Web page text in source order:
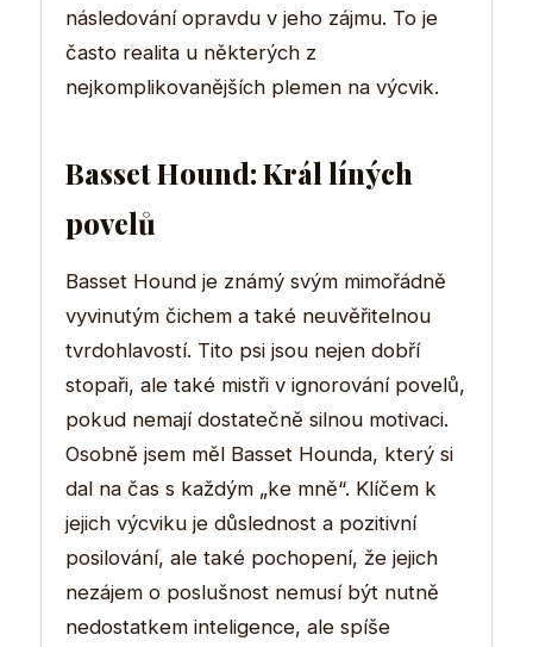
následování opravdu v jeho zájmu. To je
často realita u některých z
nejkomplikovanějších plemen na výcvik.
Basset Hound: Král líných
povelů
Basset Hound je známý svým mimořádně
vyvinutým čichem a také neuvěřitelnou
tvrdohlavostí. Tito psi jsou nejen dobří
stopaři, ale také mistři v ignorování povelů,
pokud nemají dostatečně silnou motivaci.
Osobně jsem měl Basset Hounda, který si
dal na čas s každým „ke mně“. Klíčem k
jejich výcviku je důslednost a pozitivní
posilování, ale také pochopení, že jejich
nezájem o poslušnost nemusí být nutně
nedostatkem inteligence, ale spíše